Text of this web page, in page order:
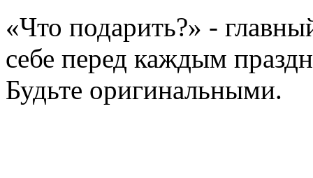
«Что подарить?» -
себе перед каждым
Будьте оригинальными.